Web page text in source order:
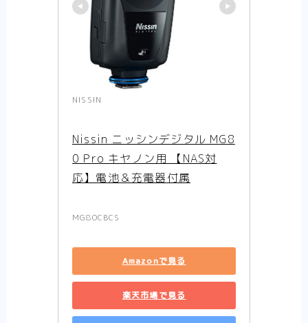
NISSIN
Nissin ニッシンデジタル MG8
0 Pro キヤノン用 【NAS対
応】電池＆充電器付属
MG80CBCS
Amazonで見る
楽天市場で見る